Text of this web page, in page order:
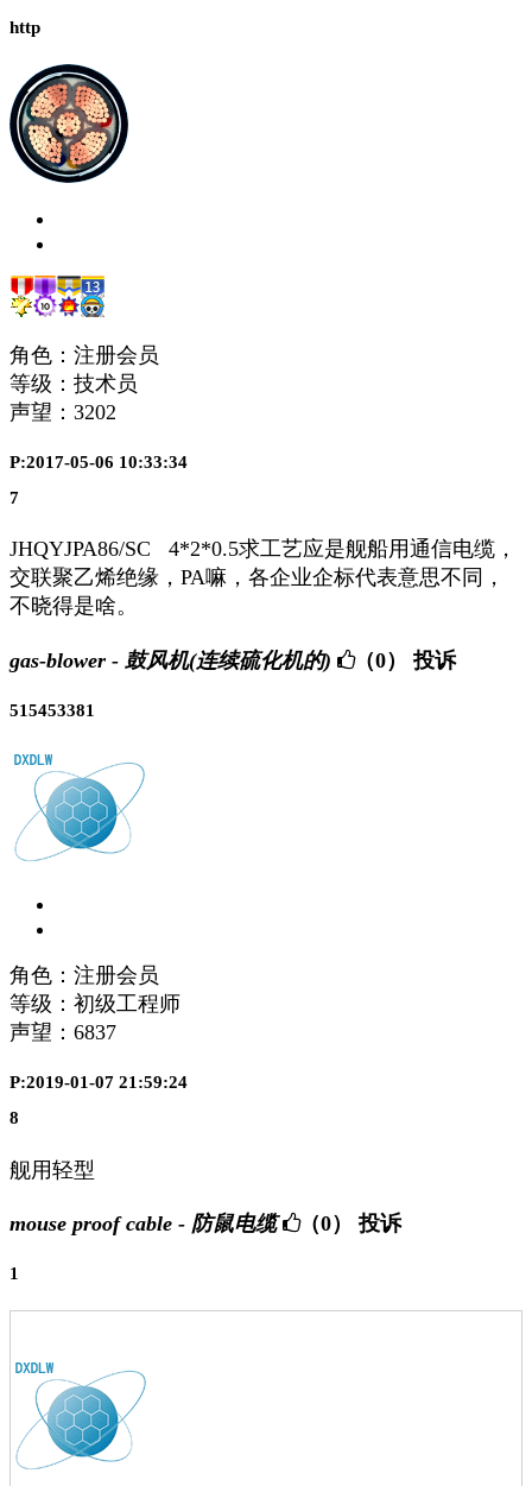
http
角色：注册会员
等级：技术员
声望： 3202
P:2017-05-06 10:33:34
7
JHQYJPA86/SC 4*2*0.5求工艺应是舰船用通信电缆，
交联聚乙烯绝缘，PA嘛，各企业企标代表意思不同，
不晓得是啥。
gas-blower - 鼓风机(连续硫化机的) （0） 投诉
515453381
角色：注册会员
等级：初级工程师
声望： 6837
P:2019-01-07 21:59:24
8
舰用轻型
mouse proof cable - 防鼠电缆 （0） 投诉
1